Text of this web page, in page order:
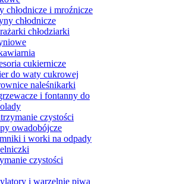
chłodnicze i mroźnicze
chłodnicze
chłodziarki
cukiernicze
do waty cukrowej
naleśnikarki
i fontanny do
czystości
owadobójcze
i worki na odpady
czystości
i warzelnie piwa